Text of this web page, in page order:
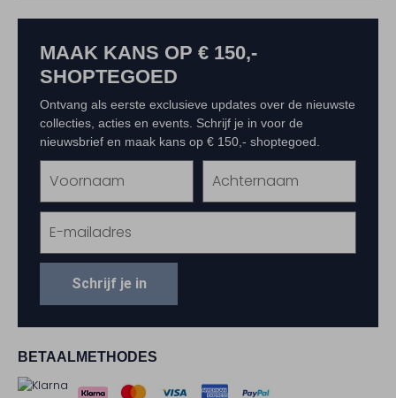
BETAALMETHODES
MAAK KANS OP € 150,-
SHOPTEGOED
Ontvang als eerste exclusieve updates over de nieuwste
collecties, acties en events. Schrijf je in voor de
nieuwsbrief en maak kans op € 150,- shoptegoed.
Schrijf je in